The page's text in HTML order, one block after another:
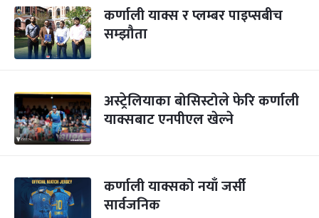
कर्णाली याक्स र प्लम्बर पाइप्सबीच
सम्झौता
अस्ट्रेलियाका बोसिस्टोले फेरि कर्णाली
याक्सबाट एनपीएल खेल्ने
कर्णाली याक्सको नयाँ जर्सी
सार्वजनिक